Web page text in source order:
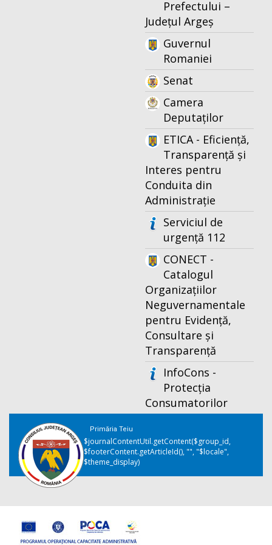
Prefectului –
Județul Argeș
Guvernul
Romaniei
Senat
Camera
Deputaților
ETICA - Eficiență,
Transparență și
Interes pentru
Conduita din
Administrație
Serviciul de
urgență 112
CONECT -
Catalogul
Organizațiilor
Neguvernamentale
pentru Evidență,
Consultare și
Transparență
InfoCons -
Protecția
Consumatorilor
Primăria Teiu
$journalContentUtil.getContent($group_id,
$footerContent.getArticleId(), "", "$locale",
$theme_display)